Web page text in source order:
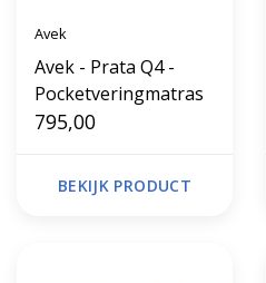
Avek
Avek - Prata Q4 -
Pocketveringmatras
795,00
BEKIJK PRODUCT